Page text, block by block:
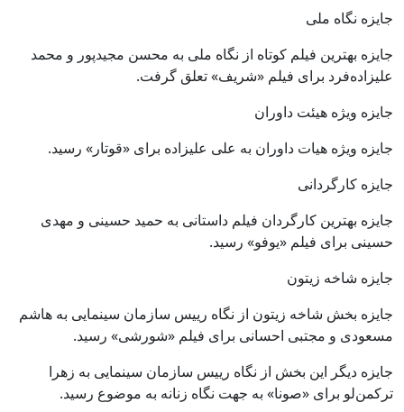
جایزه نگاه ملی
جایزه بهترین فیلم کوتاه از نگاه ملی به محسن مجیدپور و محمد
علیزاده‌فرد برای فیلم «شریف» تعلق گرفت.
جایزه ویژه هیئت داوران
جایزه ویژه هیات داوران به علی علیزاده برای «قوتار» رسید.
جایزه کارگردانی
جایزه بهترین کارگردان فیلم داستانی به حمید حسینی و مهدی
حسینی برای فیلم «یوفو» رسید.
جایزه شاخه زیتون
جایزه بخش شاخه زیتون از نگاه رییس سازمان سینمایی به هاشم
مسعودی و مجتبی احسانی برای فیلم «شورشی» رسید.
جایزه دیگر این بخش از نگاه رییس سازمان سینمایی به زهرا
ترکمن‌لو برای «صونا» به جهت نگاه زنانه به موضوع رسید.